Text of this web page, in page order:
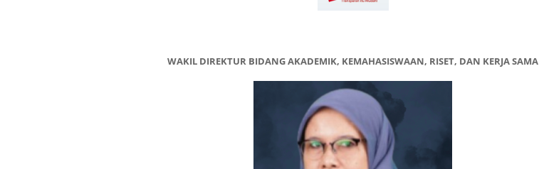
WAKIL DIREKTUR BIDANG AKADEMIK, KEMAHASISWAAN, RISET, DAN KERJA SAMA